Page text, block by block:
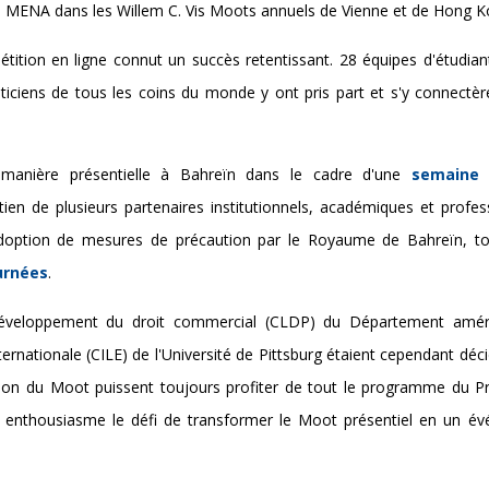
dans les Willem C. Vis Moots annuels de Vienne et de Hong
en ligne connut un succès retentissant. 28 équipes
de tous les coins du monde y ont pris part et s'y
présentielle à Bahreïn dans le cadre d'une semaine
de plusieurs partenaires institutionnels, académiques et
de mesures de précaution par le Royaume de Bahreïn,
.
du droit commercial (CLDP) du Département
(CILE) de l'Université de Pittsburg étaient cependant
du Moot puissent toujours profiter de tout le programme du
le défi de transformer le Moot présentiel en un